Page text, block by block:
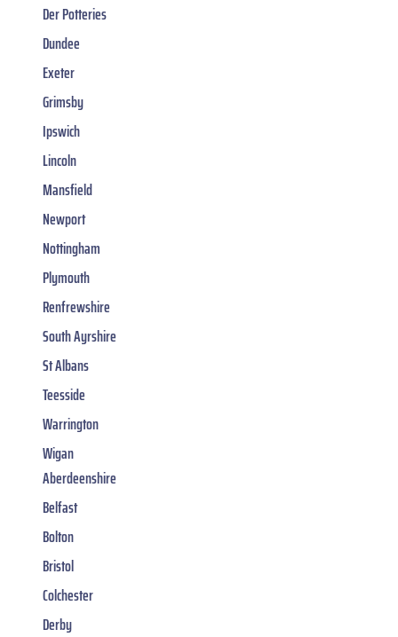
Der Potteries
Dundee
Exeter
Grimsby
Ipswich
Lincoln
Mansfield
Newport
Nottingham
Plymouth
Renfrewshire
South Ayrshire
St Albans
Teesside
Warrington
Wigan
Aberdeenshire
Belfast
Bolton
Bristol
Colchester
Derby